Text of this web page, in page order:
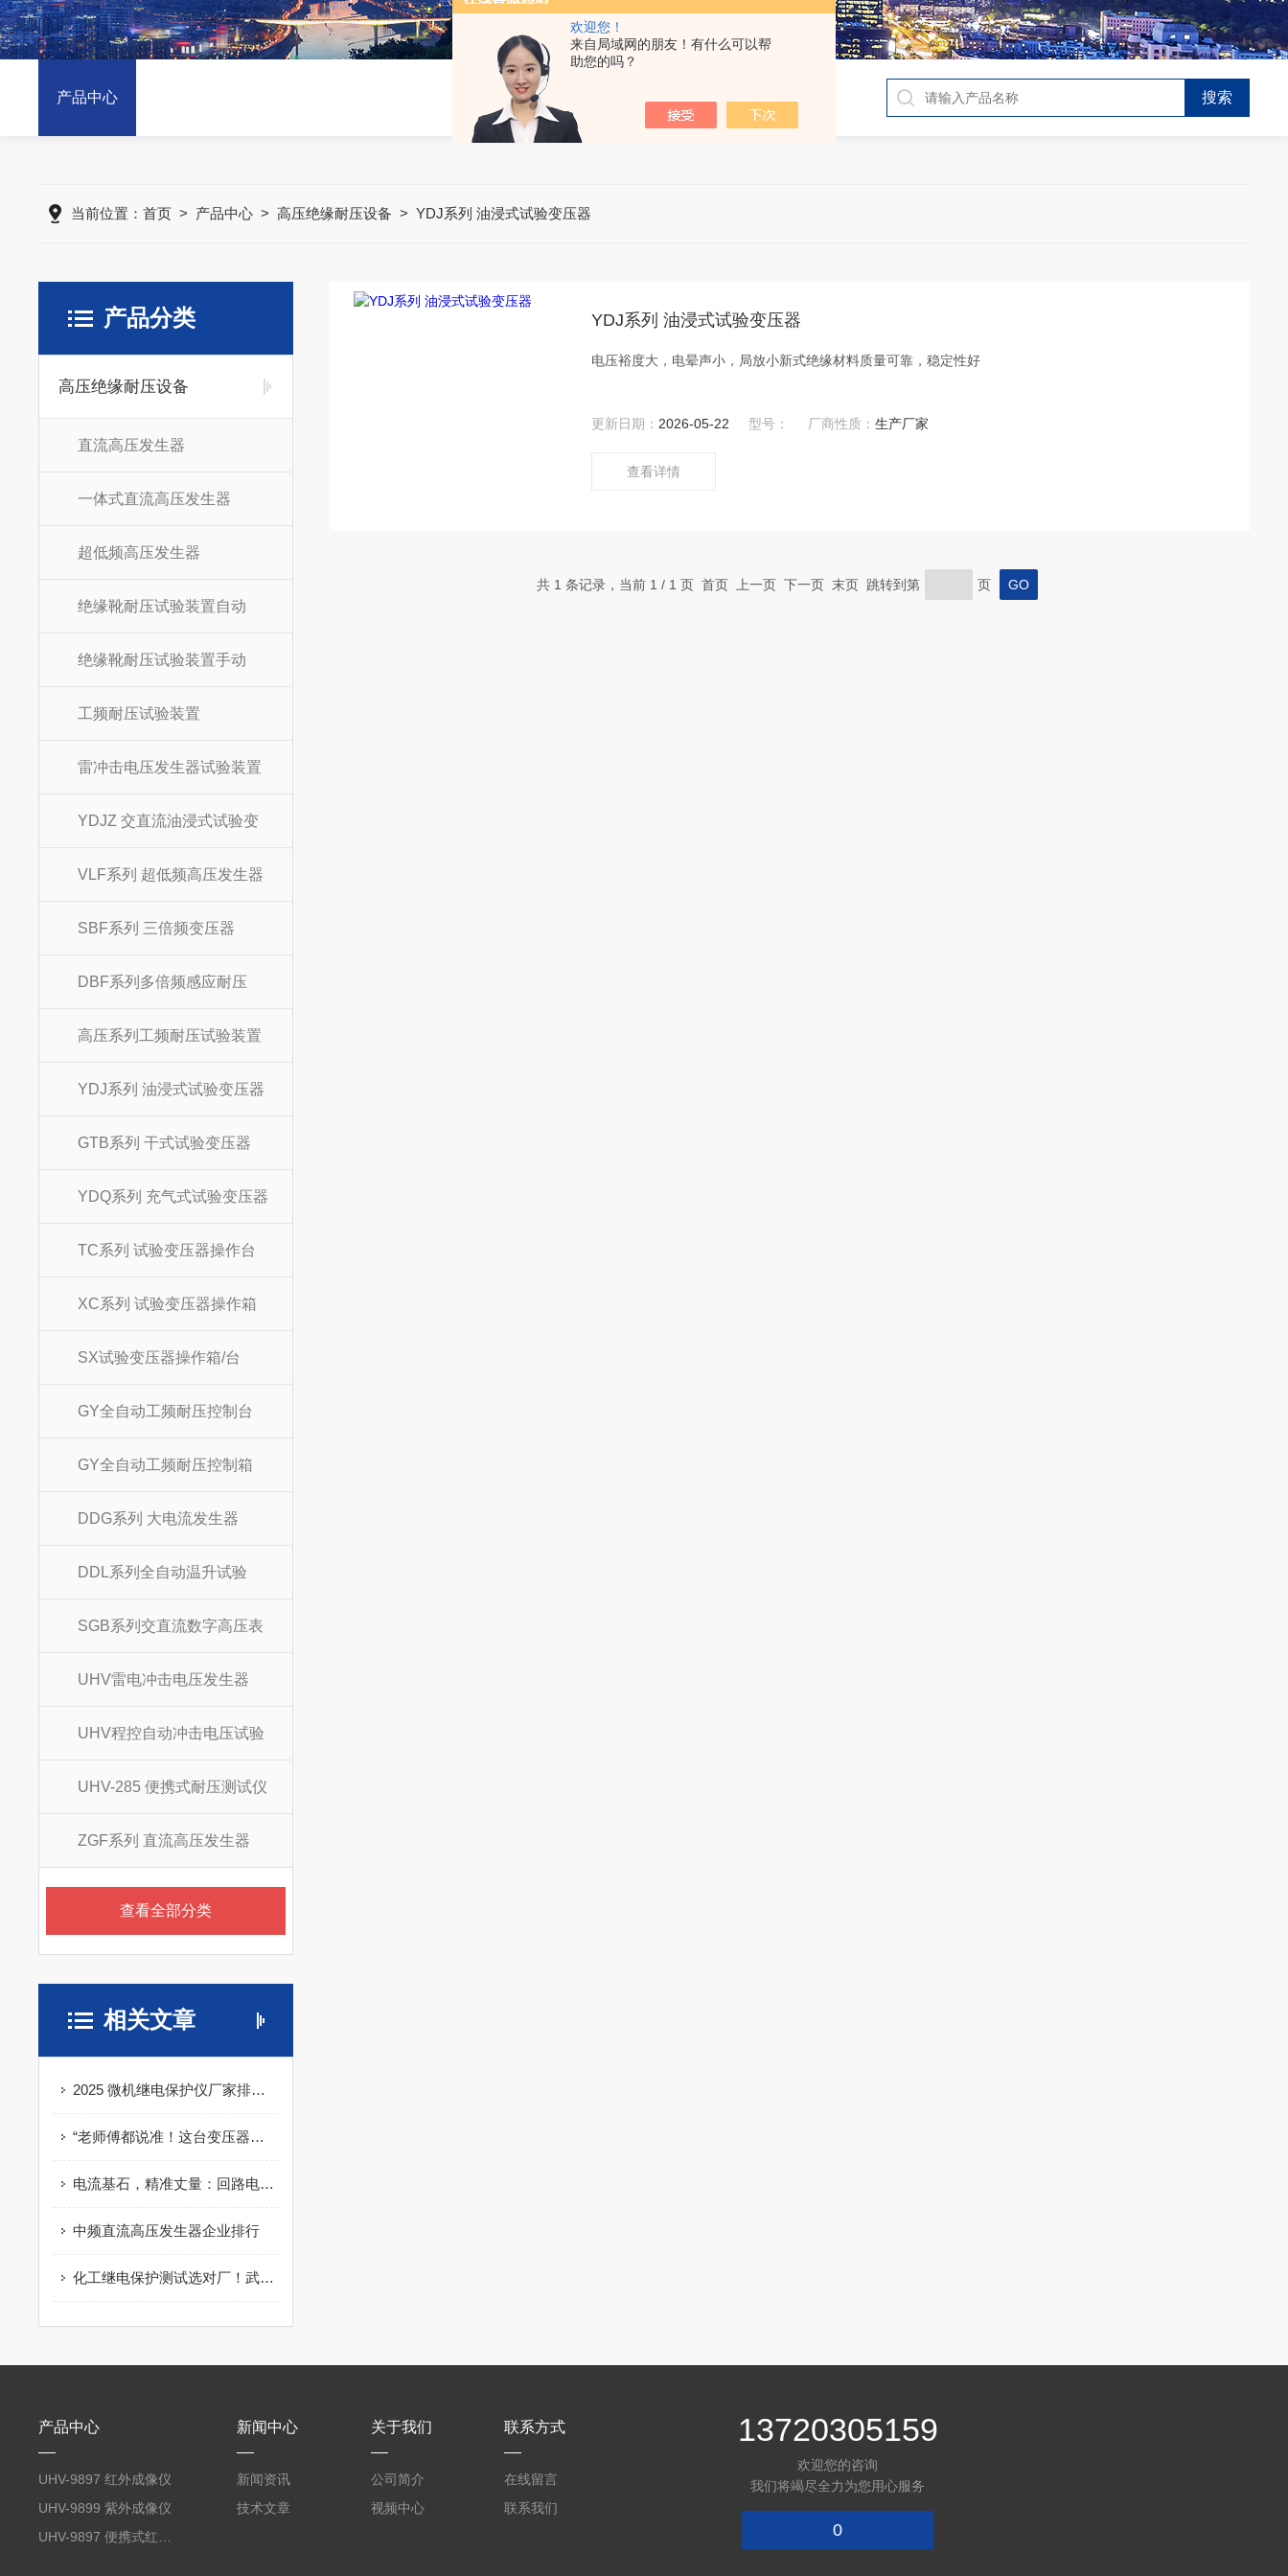
欢迎您！
来自局域网的朋友！有什么可以帮
助您的吗？
产品中心
当前位置：首页 > 产品中心 >高压绝缘耐压设备 >YDJ系列 油浸式试验变压器
产品分类
高压绝缘耐压设备
直流高压发生器
一体式直流高压发生器
超低频高压发生器
绝缘靴耐压试验装置自动
绝缘靴耐压试验装置手动
工频耐压试验装置
雷冲击电压发生器试验装置
YDJZ 交直流油浸式试验变
VLF系列 超低频高压发生器
SBF系列 三倍频变压器
DBF系列多倍频感应耐压
高压系列工频耐压试验装置
YDJ系列 油浸式试验变压器
GTB系列 干式试验变压器
YDQ系列 充气式试验变压器
TC系列 试验变压器操作台
XC系列 试验变压器操作箱
SX试验变压器操作箱/台
GY全自动工频耐压控制台
GY全自动工频耐压控制箱
DDG系列 大电流发生器
DDL系列全自动温升试验
SGB系列交直流数字高压表
UHV雷电冲击电压发生器
UHV程控自动冲击电压试验
UHV-285 便携式耐压测试仪
ZGF系列 直流高压发生器
查看全部分类
相关文章
2025 微机继电保护仪厂家排名出炉：武汉特高压靠化工场景实力圈粉
“老师傅都说准！这台变压器测试台让出厂报告快一倍”
电流基石，精准丈量：回路电阻测试仪化工项目配套 值得选择！
中频直流高压发生器企业排行
化工继电保护测试选对厂！武汉特高压凭实战口碑稳登推荐榜
YDJ系列 油浸式试验变压器
电压裕度大，电晕声小，局放小新式绝缘材料质量可靠，稳定性好
更新日期： 2026-05-22 型号： 厂商性质：生产厂家
查看详情
共 1 条记录，当前 1 / 1 页 首页 上一页 下一页 末页 跳转到第 页
产品中心
UHV-9897 红外成像仪
UHV-9899 紫外成像仪
新闻中心
新闻资讯
技术文章
关于我们
公司简介
视频中心
联系方式
在线留言
联系我们
13720305159
欢迎您的咨询
我们将竭尽全力为您用心服务
0